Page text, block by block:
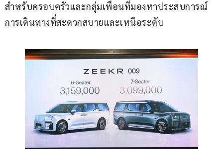
สำหรับครอบครัวและกลุ่มเพื่อนที่มองหาประสบการณ์
การเดินทางที่สะดวกสบายและเหนือระดับ